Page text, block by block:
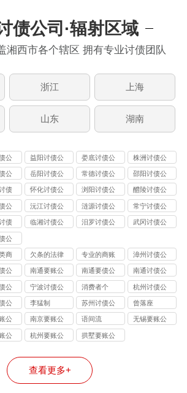
债公司·辐射区域
湘西市各个辖区 拥有专业讨债团队
浙江 上海
山东 湖南
公
益阳讨债公
司
娄底讨债公
司
株洲讨债公
司
公
岳阳讨债公
司
常德讨债公
司
邵阳讨债公
司
债
怀化讨债公
司
浏阳讨债公
司
醴陵讨债公
司
公
沅江讨债公
司
涟源讨债公
司
常宁讨债公
司
债
临湘讨债公
汨罗讨债公
武冈讨债公
公
商
欠条的法律
效力
专业的商账
追收师
漳州讨债公
司
公
南通要账公
司
南通要债公
司
南通讨债公
司
公
宁波讨债公
司
消费者个
杭州讨债公
司
公
李猛制
苏州讨债公
司
曾落座
公
南京要账公
司
语间流
无锡要账公
公
杭州要账公
拱墅要账公
查看更多+